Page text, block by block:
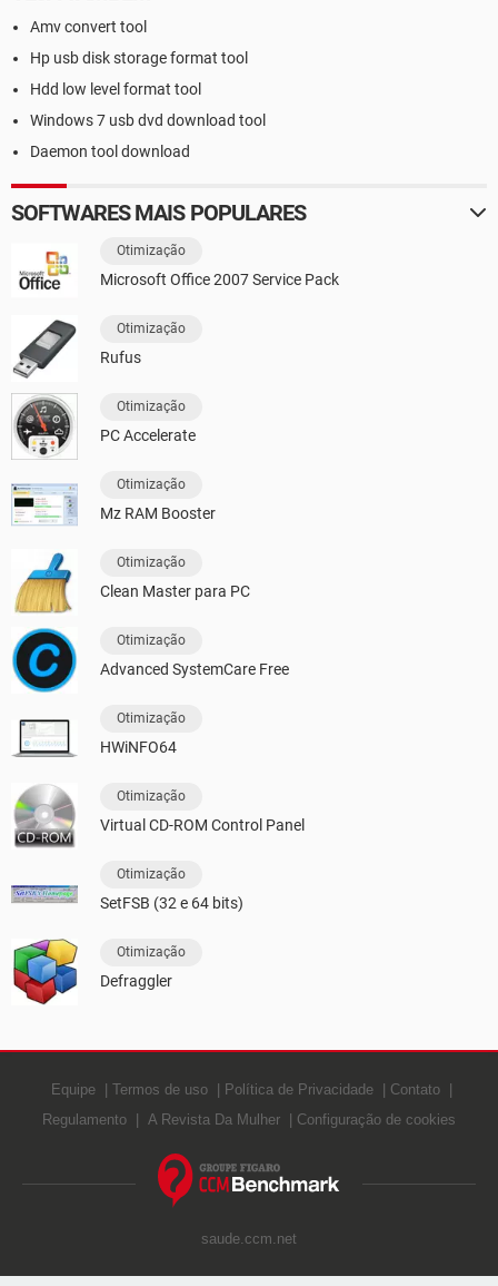
Amv convert tool
Hp usb disk storage format tool
Hdd low level format tool
Windows 7 usb dvd download tool
Daemon tool download
SOFTWARES MAIS POPULARES
Otimização
Microsoft Office 2007 Service Pack
Otimização
Rufus
Otimização
PC Accelerate
Otimização
Mz RAM Booster
Otimização
Clean Master para PC
Otimização
Advanced SystemCare Free
Otimização
HWiNFO64
Otimização
Virtual CD-ROM Control Panel
Otimização
SetFSB (32 e 64 bits)
Otimização
Defraggler
Equipe Termos de uso Política de Privacidade
Contato
Regulamento
A Revista Da Mulher Configuração de cookies
saude.ccm.net